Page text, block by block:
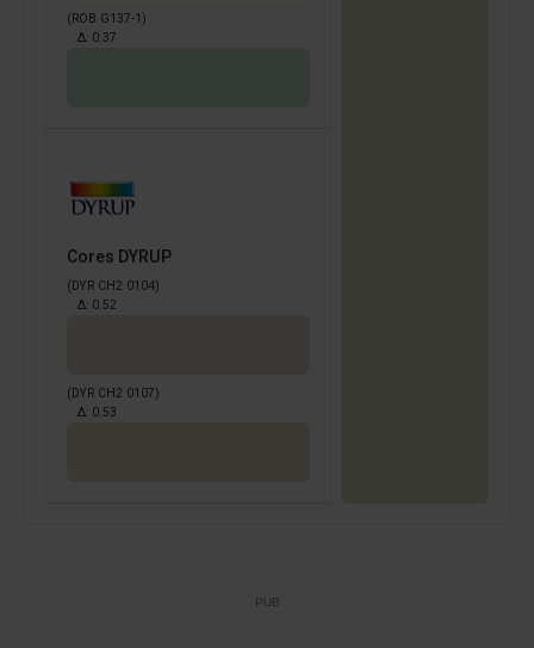
(ROB G137-1)
Δ: 0.37
Cores DYRUP
(DYR CH2 0104)
Δ: 0.52
(DYR CH2 0107)
Δ: 0.53